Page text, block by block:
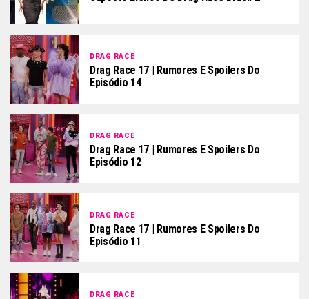
DRAG RACE
Drag Race 17 | Rumores E Spoilers Do
Episódio 14
DRAG RACE
Drag Race 17 | Rumores E Spoilers Do
Episódio 12
DRAG RACE
Drag Race 17 | Rumores E Spoilers Do
Episódio 11
DRAG RACE